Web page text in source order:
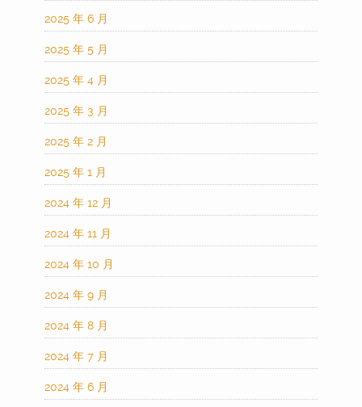
2025 年 6 月
2025 年 5 月
2025 年 4 月
2025 年 3 月
2025 年 2 月
2025 年 1 月
2024 年 12 月
2024 年 11 月
2024 年 10 月
2024 年 9 月
2024 年 8 月
2024 年 7 月
2024 年 6 月